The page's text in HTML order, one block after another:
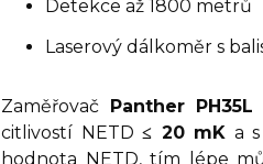
Detekce až 1800 metrů
Laserový dálkoměr s
Zaměřovač Panther PH35L
citlivostí NETD≤ 20 mK a
hodnota NETD, tím lépe